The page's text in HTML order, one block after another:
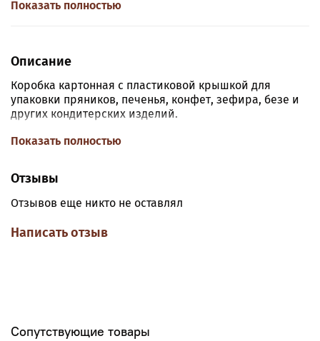
Показать полностью
Описание
Коробка картонная с пластиковой крышкой для
упаковки пряников, печенья, конфет, зефира, безе и
других кондитерских изделий.
Размер коробки: длина 15 см, ширина 15, высота 3 см.
дополнительных инструментов. Просто согните по
Показать полностью
Отзывы
Отзывов еще никто не оставлял
Написать отзыв
Сопутствующие товары